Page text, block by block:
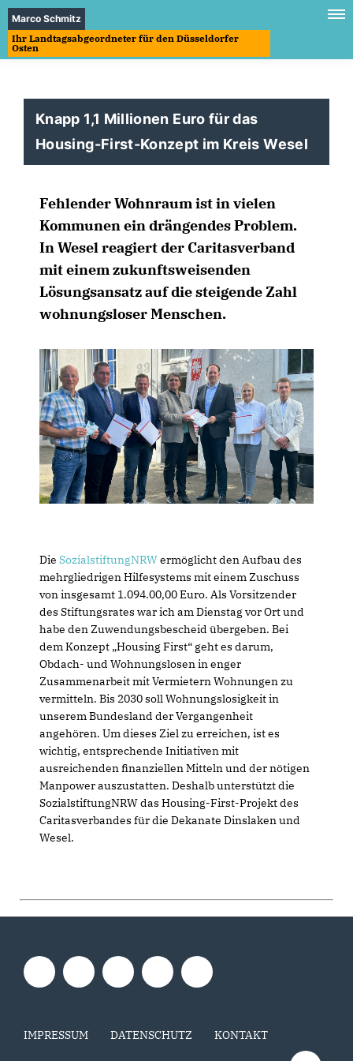
Marco Schmitz
Ihr Landtagsabgeordneter für den Düsseldorfer
Osten
Knapp 1,1 Millionen Euro für das
Housing-First-Konzept im Kreis Wesel
Fehlender Wohnraum ist in vielen
Kommunen ein drängendes Problem.
In Wesel reagiert der Caritasverband
mit einem zukunftsweisenden
Lösungsansatz auf die steigende Zahl
wohnungsloser Menschen.
Die SozialstiftungNRWermöglicht den Aufbau des
mehrgliedrigen Hilfesystems mit einem Zuschuss
von insgesamt 1.094.00,00 Euro. Als Vorsitzender
des Stiftungsrates war ich am Dienstag vor Ort und
habe den Zuwendungsbescheid übergeben. Bei
dem Konzept „Housing First“ geht es darum,
Obdach- und Wohnungslosen in enger
Zusammenarbeit mit Vermietern Wohnungen zu
vermitteln. Bis 2030 soll Wohnungslosigkeit in
unserem Bundesland der Vergangenheit
angehören. Um dieses Ziel zu erreichen, ist es
wichtig, entsprechende Initiativen mit
ausreichenden finanziellen Mitteln und der nötigen
Manpower auszustatten. Deshalb unterstützt die
SozialstiftungNRW das Housing-First-Projekt des
Caritasverbandes für die Dekanate Dinslaken und
Wesel.
IMPRESSUM DATENSCHUTZ KONTAKT